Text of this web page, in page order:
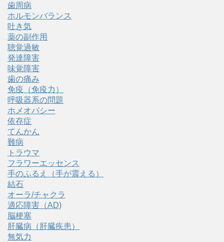
歯周病
ホルモンバランス
吐き気
薬の副作用
聴覚過敏
発達障害
味覚障害
歯の痛み
免疫（免疫力）
呼吸器系の問題
ホメオパシー
依存症
てんかん
難病
トラウマ
フラワーエッセンス
手のふるえ（手が震える）
結石
オーラ/チャクラ
適応障害（AD)
脳梗塞
肝臓病（肝臓疾患）
無気力